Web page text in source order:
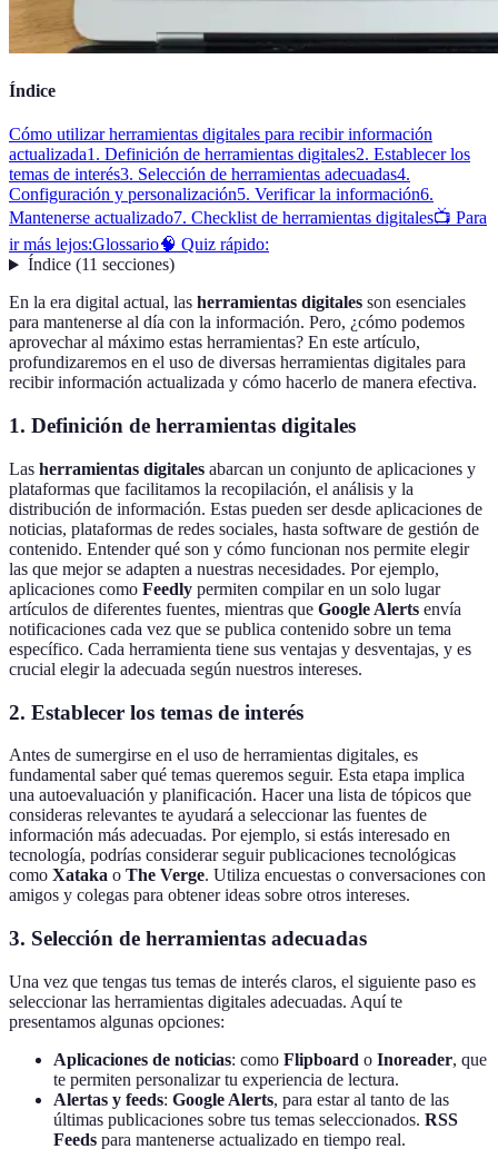
Índice
Cómo utilizar herramientas digitales para recibir información
actualizada1. Definición de herramientas digitales2. Establecer los
temas de interés3. Selección de herramientas adecuadas4.
Configuración y personalización5. Verificar la información6.
Mantenerse actualizado7. Checklist de herramientas digitales📺 Para
ir más lejos:Glossario🧠 Quiz rápido:
Índice(11 secciones)
En la era digital actual, las herramientas digitales son esenciales
para mantenerse al día con la información. Pero, ¿cómo podemos
aprovechar al máximo estas herramientas? En este artículo,
profundizaremos en el uso de diversas herramientas digitales para
recibir información actualizada y cómo hacerlo de manera efectiva.
1. Definición de herramientas digitales
Las herramientas digitales abarcan un conjunto de aplicaciones y
plataformas que facilitamos la recopilación, el análisis y la
distribución de información. Estas pueden ser desde aplicaciones de
noticias, plataformas de redes sociales, hasta software de gestión de
contenido. Entender qué son y cómo funcionan nos permite elegir
las que mejor se adapten a nuestras necesidades. Por ejemplo,
aplicaciones como Feedly permiten compilar en un solo lugar
artículos de diferentes fuentes, mientras que Google Alerts envía
notificaciones cada vez que se publica contenido sobre un tema
específico. Cada herramienta tiene sus ventajas y desventajas, y es
crucial elegir la adecuada según nuestros intereses.
2. Establecer los temas de interés
Antes de sumergirse en el uso de herramientas digitales, es
fundamental saber qué temas queremos seguir. Esta etapa implica
una autoevaluación y planificación. Hacer una lista de tópicos que
consideras relevantes te ayudará a seleccionar las fuentes de
información más adecuadas. Por ejemplo, si estás interesado en
tecnología, podrías considerar seguir publicaciones tecnológicas
como Xataka o The Verge. Utiliza encuestas o conversaciones con
amigos y colegas para obtener ideas sobre otros intereses.
3. Selección de herramientas adecuadas
Una vez que tengas tus temas de interés claros, el siguiente paso es
seleccionar las herramientas digitales adecuadas. Aquí te
presentamos algunas opciones:
Aplicaciones de noticias: como Flipboard o Inoreader, que
te permiten personalizar tu experiencia de lectura.
Alertas y feeds: Google Alerts, para estar al tanto de las
últimas publicaciones sobre tus temas seleccionados. RSS
Feeds para mantenerse actualizado en tiempo real.